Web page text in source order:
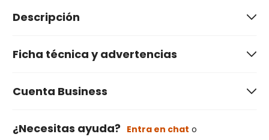
Descripción
Ficha técnica y advertencias
Cuenta Business
¿Necesitas ayuda? Entra en chat o